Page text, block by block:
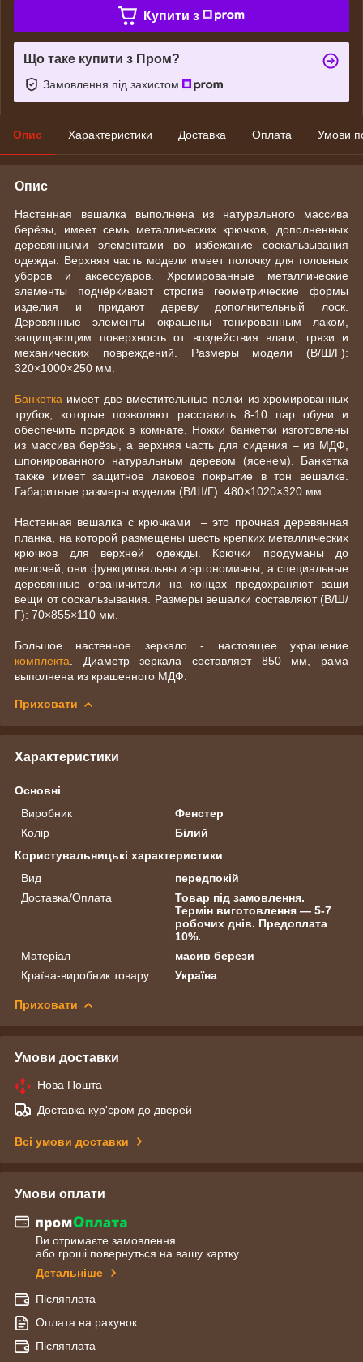
Купити з
Що таке купити з Пром?
Замовлення під захистом
Опис Характеристики Доставка Оплата Умови
Опис
Настенная вешалка выполнена из натурального массива
берёзы, имеет семь металлических крючков, дополненных
деревянными элементами во избежание соскальзывания
одежды. Верхняя часть модели имеет полочку для головных
уборов и аксессуаров. Хромированные металлические
элементы подчёркивают строгие геометрические формы
изделия и придают дереву дополнительный лоск.
Деревянные элементы окрашены тонированным лаком,
защищающим поверхность от воздействия влаги, грязи и
механических повреждений. Размеры модели (В/Ш/Г):
320×1000×250 мм.
Банкетка имеет две вместительные полки из хромированных
трубок, которые позволяют расставить 8-10 пар обуви и
обеспечить порядок в комнате. Ножки банкетки изготовлены
из массива берёзы, а верхняя часть для сидения – из МДФ,
шпонированного натуральным деревом (ясенем). Банкетка
также имеет защитное лаковое покрытие в тон вешалке.
Габаритные размеры изделия (В/Ш/Г): 480×1020×320 мм.
Настенная вешалка с крючками – это прочная деревянная
планка, на которой размещены шесть крепких металлических
крючков для верхней одежды. Крючки продуманы до
мелочей, они функциональны и эргономичны, а специальные
деревянные ограничители на концах предохраняют ваши
вещи от соскальзывания. Размеры вешалки составляют (В/Ш/
Г): 70×855×110 мм.
Большое настенное зеркало - настоящее украшение
комплекта . Диаметр зеркала составляет 850 мм, рама
выполнена из крашенного МДФ.
Приховати
Характеристики
Основні
Виробник
Фенстер
Колір
Білий
Користувальницькі характеристики
Вид
передпокій
Доставка/Оплата
Товар під замовлення.
Термін виготовлення — 5-7
робочих днів. Предоплата
10%.
Матеріал
масив берези
Країна-виробник товару
Україна
Приховати
Умови доставки
Нова Пошта
Доставка кур'єром до дверей
Всі умови доставки
Умови оплати
Ви отримаєте замовлення
або гроші повернуться на вашу картку
Детальніше
Післяплата
Оплата на рахунок
Післяплата